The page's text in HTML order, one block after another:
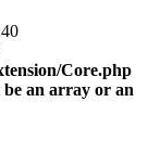
Core.php
an array or an